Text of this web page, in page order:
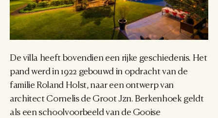
De villa heeft bovendien een rijke geschiedenis. Het
pand werd in 1922 gebouwd in opdracht van de
familie Roland Holst, naar een ontwerp van
architect Cornelis de Groot Jzn. Berkenhoek geldt
als een schoolvoorbeeld van de Gooise